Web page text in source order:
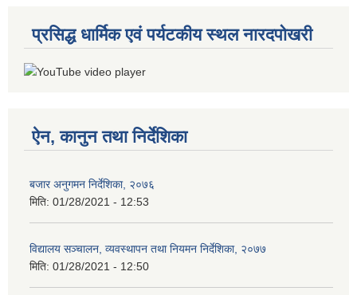
प्रसिद्ध धार्मिक एवं पर्यटकीय स्थल नारदपोखरी
ऐन, कानुन तथा निर्देशिका
बजार अनुगमन निर्देशिका, २०७६
मिति: 01/28/2021 - 12:53
विद्यालय सञ्चालन, व्यवस्थापन तथा नियमन निर्देशिका, २०७७
मिति: 01/28/2021 - 12:50